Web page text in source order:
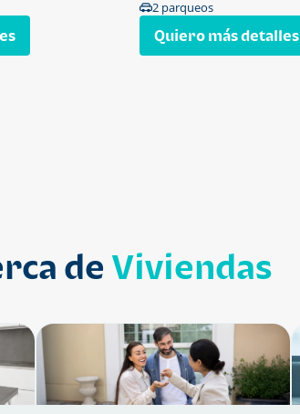
2 parqueos
Quiero más detalles
de Viviendas